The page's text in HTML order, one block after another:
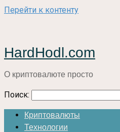
Перейти к контенту
HardHodl.com
О криптовалюте просто
Поиск:
Криптовалюты
Технологии